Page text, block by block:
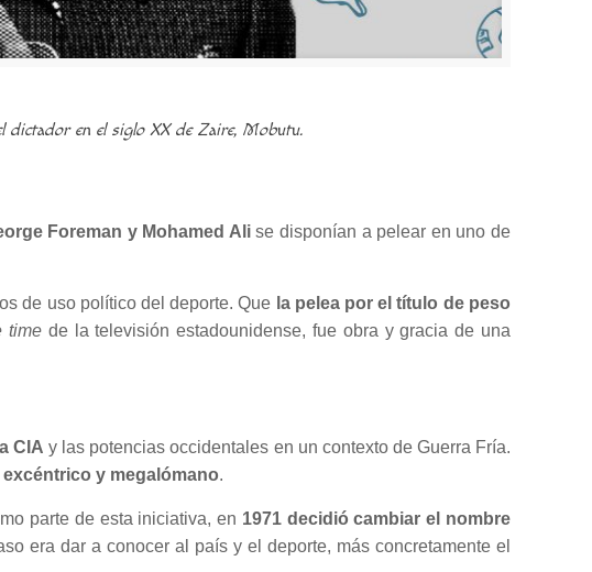
dictador en el siglo XX de Zaire, Mobutu.
Foreman y Mohamed Alise disponían a pelear en uno de
de uso político del deporte. Que la pelea por el título de peso
time de la televisión estadounidense, fue obra y gracia de una
CIA y las potencias occidentales en un contexto de Guerra Fría.
y megalómano.
parte de esta iniciativa, en 1971 decidió cambiar el nombre
era dar a conocer al país y el deporte, más concretamente el